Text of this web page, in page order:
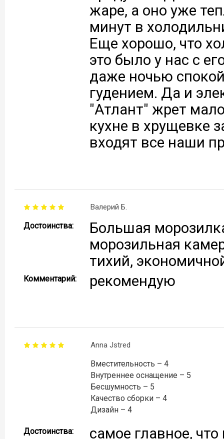
жаре, а оно уже
минут в
Еще хорошо, что
это было у нас с
даже ночью
гудением. Да и
"Атлант" жрет
кухне в хрущевке
входят все наши
Валерий Б.
Достоинства:
Большая
морозильная
тихий,
Комментарий: рекомендую
Anna Jstred
Вместительность – 4
Внутреннее оснащение – 5
Бесшумность – 5
Качество сборки – 4
Дизайн – 4
Достоинства: самое главное,